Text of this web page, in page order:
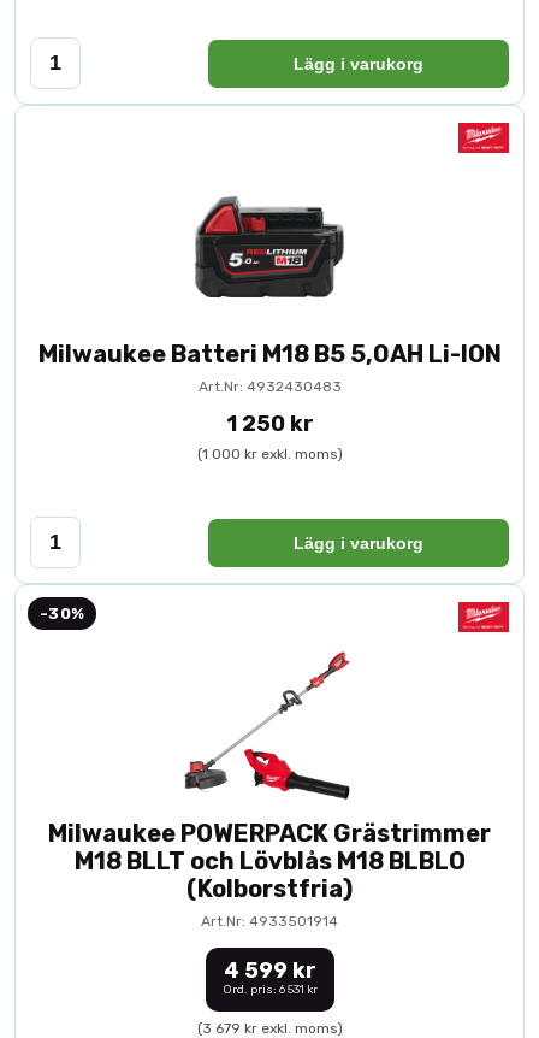
Lägg i varukorg
Milwaukee Batteri M18 B5 5,0AH Li-ION
Art.Nr: 4932430483
1 250 kr
(1 000 kr exkl. moms)
Lägg i varukorg
-30%
Milwaukee POWERPACK Grästrimmer
M18 BLLT och Lövblås M18 BLBLO
(Kolborstfria)
Art.Nr: 4933501914
4 599 kr
Ord. pris: 6 531 kr
(3 679 kr exkl. moms)